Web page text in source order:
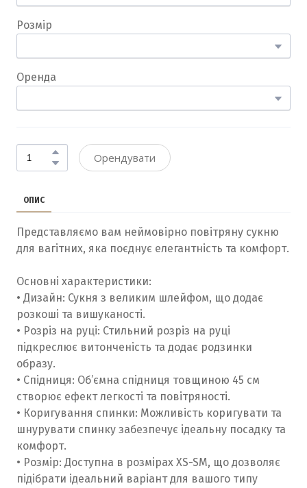
Розмір
Оренда
Орендувати
ОПИС
Представляємо вам неймовірно повітряну сукню
для вагітних, яка поєднує елегантність та комфорт.
Основні характеристики:
• Дизайн: Сукня з великим шлейфом, що додає
розкоші та вишуканості.
• Розріз на руці: Стильний розріз на руці
підкреслює витонченість та додає родзинки
образу.
• Спідниця: Об’ємна спідниця товщиною 45 см
створює ефект легкості та повітряності.
• Коригування спинки: Можливість коригувати та
шнурувати спинку забезпечує ідеальну посадку та
комфорт.
• Розмір: Доступна в розмірах XS-SM, що дозволяє
підібрати ідеальний варіант для вашого типу